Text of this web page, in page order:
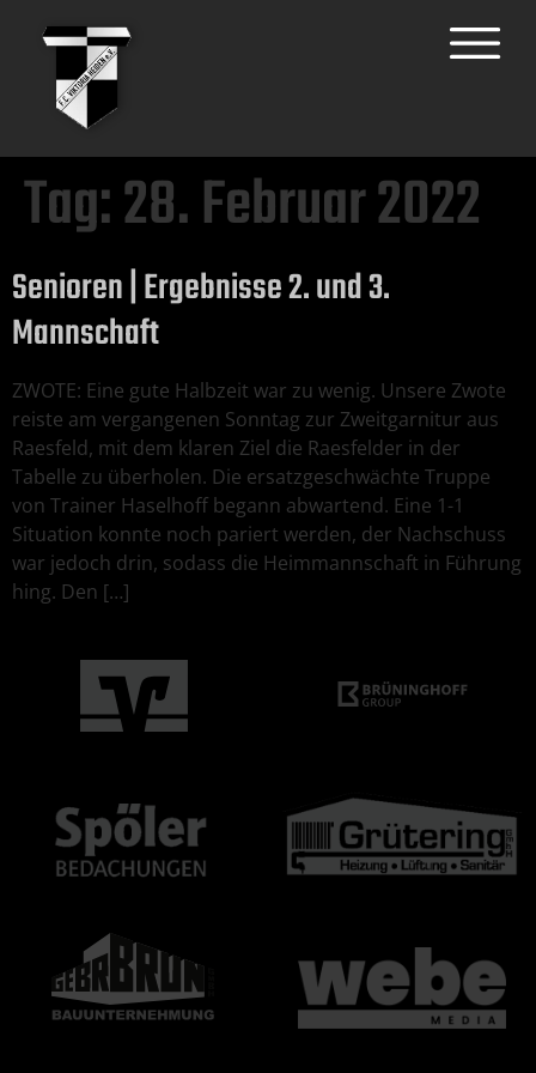
Tag:28. Februar 2022
Senioren | Ergebnisse 2. und 3.
Mannschaft
ZWOTE: Eine gute Halbzeit war zu wenig. Unsere Zwote
reiste am vergangenen Sonntag zur Zweitgarnitur aus
Raesfeld, mit dem klaren Ziel die Raesfelder in der
Tabelle zu überholen. Die ersatzgeschwächte Truppe
von Trainer Haselhoff begann abwartend. Eine 1-1
Situation konnte noch pariert werden, der Nachschuss
war jedoch drin, sodass die Heimmannschaft in Führung
hing. Den […]